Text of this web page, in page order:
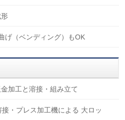
げ（ベンディング）もOK
加工と溶接・組み立て
・プレス加工機による 大ロッ